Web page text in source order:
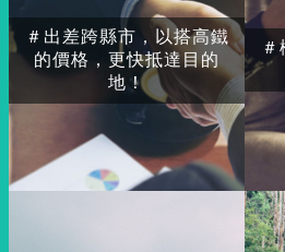
＃出差跨縣市，以搭高鐵
的價格，更快抵達目的
地！